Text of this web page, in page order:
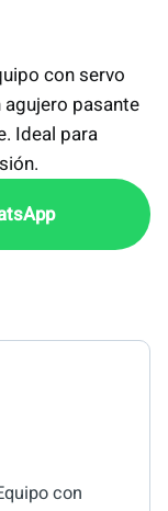
con servo
pasante
Ideal para
con